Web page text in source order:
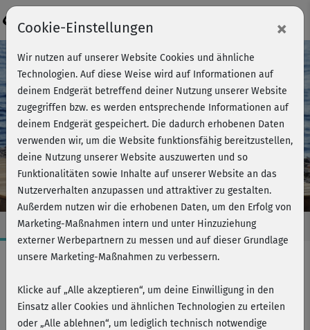
Pilates
IN BALANCE MIT PILATES
Cookie-Einstellungen ×
Wir nutzen auf unserer Website Cookies und ähnliche
Technologien. Auf diese Weise wird auf Informationen auf
deinem Endgerät betreffend deiner Nutzung unserer Website
zugegriffen bzw. es werden entsprechende Informationen auf
deinem Endgerät gespeichert. Die dadurch erhobenen Daten
verwenden wir, um die Website funktionsfähig bereitzustellen,
deine Nutzung unserer Website auszuwerten und so
Funktionalitäten sowie Inhalte auf unserer Website an das
Nutzerverhalten anzupassen und attraktiver zu gestalten.
Außerdem nutzen wir die erhobenen Daten, um den Erfolg von
Marketing-Maßnahmen intern und unter Hinzuziehung
externer Werbepartnern zu messen und auf dieser Grundlage
unsere Marketing-Maßnahmen zu verbessern.
Klicke auf „Alle akzeptieren“, um deine Einwilligung in den
Einsatz aller Cookies und ähnlichen Technologien zu erteilen
oder „Alle ablehnen“, um lediglich technisch notwendige